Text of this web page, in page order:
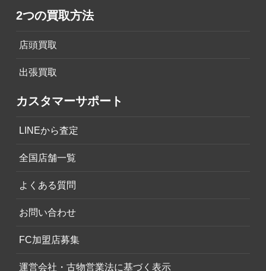
2つの買取方法
店頭買取
出張買取
カスタマーサポート
LINEから査定
全国店舗一覧
よくある質問
お問い合わせ
FC加盟店募集
運営会社・古物営業法に基づく表示